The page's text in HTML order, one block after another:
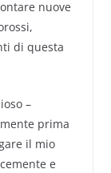
nuove
di questa
–
prima
il mio
e